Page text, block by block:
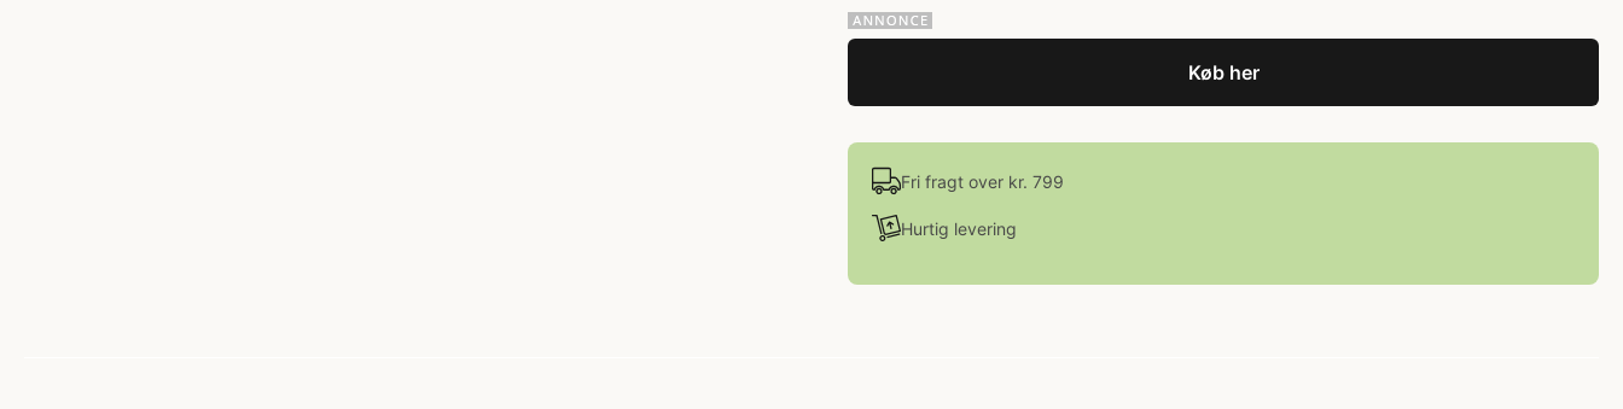
Køb her
Fri fragt over kr. 799
Hurtig levering